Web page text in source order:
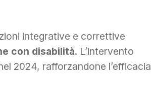
integrative e correttive
con disabilità. L’intervento
2024, rafforzandone l’efficacia